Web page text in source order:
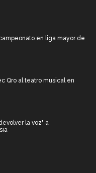
en liga mayor de
Qro al teatro musical en
la voz" a